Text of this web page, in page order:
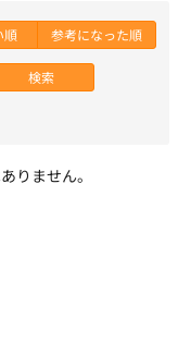
順 参考になった順
検索
りません。